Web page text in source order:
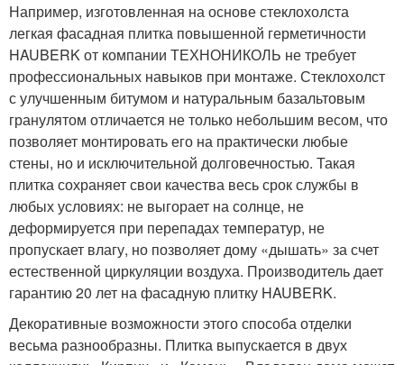
Например, изготовленная на основе стеклохолста
легкая фасадная плитка повышенной герметичности
HAUBERK от компании ТЕХНОНИКОЛЬ не требует
профессиональных навыков при монтаже. Стеклохолст
с улучшенным битумом и натуральным базальтовым
гранулятом отличается не только небольшим весом, что
позволяет монтировать его на практически любые
стены, но и исключительной долговечностью. Такая
плитка сохраняет свои качества весь срок службы в
любых условиях: не выгорает на солнце, не
деформируется при перепадах температур, не
пропускает влагу, но позволяет дому «дышать» за счет
естественной циркуляции воздуха. Производитель дает
гарантию 20 лет на фасадную плитку HAUBERK.
Декоративные возможности этого способа отделки
весьма разнообразны. Плитка выпускается в двух